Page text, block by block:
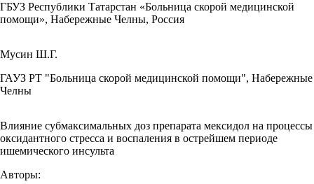
ГБУЗ Республики Татарстан «Больница скорой медицинской
помощи», Набережные Челны, Россия
Мусин Ш.Г.
ГАУЗ РТ "Больница скорой медицинской помощи", Набережные
Челны
Влияние субмаксимальных доз препарата мексидол на процессы
оксидантного стресса и воспаления в острейшем периоде
ишемического инсульта
Авторы: